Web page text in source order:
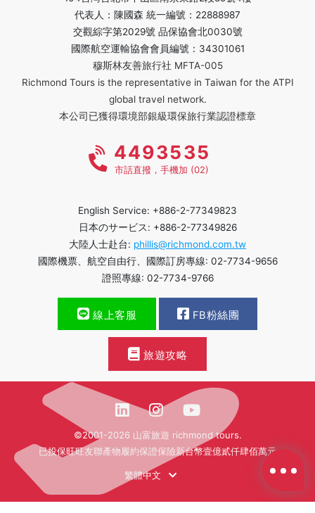
代表人：陳國森 統一編號：22888987
交觀綜字第2029號 品保協會北0030號
國際航空運輸協會會員編號：34301061
穆斯林友善旅行社 MFTA-005
Richmond Tours is the representative in Taiwan for the ATPI
global travel network.
本公司已獲得環境部銀級環保旅行業認證標章
4493535
市話直撥，手機加 (02)
English Service: +886-2-77349823
日本のサービス: +886-2-77349826
大陸人士赴台: phillis@richmond.com.tw
國際機票、航空自由行、國際訂房專線: 02-7734-9656
證照專線: 02-7734-9766
線上客服 FB粉絲團
旅遊攻略
©2001-2026 山富旅遊 richmond tours.
已投保旺旺友聯產物履約保證保險新台幣壹億貳仟肆佰萬元
繁體中文